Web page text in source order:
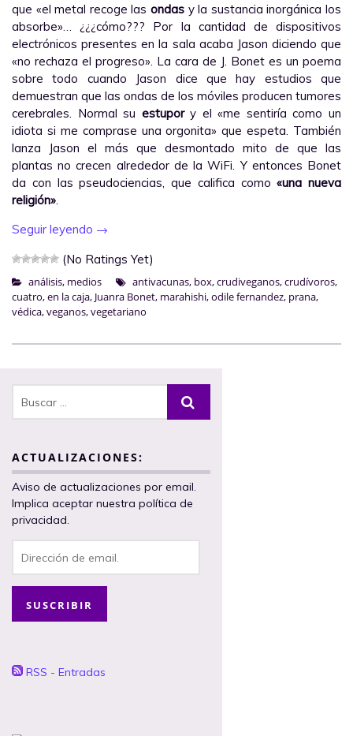
que «el metal recoge las ondas y la sustancia inorgánica los
absorbe»… ¿¿¿cómo??? Por la cantidad de dispositivos
electrónicos presentes en la sala acaba Jason diciendo que
«no rechaza el progreso». La cara de J. Bonet es un poema
sobre todo cuando Jason dice que hay estudios que
demuestran que las ondas de los móviles producen tumores
cerebrales. Normal su estupory el «me sentiría como un
idiota si me comprase una orgonita» que espeta. También
lanza Jason el más que desmontado mito de que las
plantas no crecen alrededor de la WiFi. Y entonces Bonet
da con las pseudociencias, que califica como«una nueva
religión».
Seguir leyendo →
(No Ratings Yet)
análisis, medios antivacunas, box,crudiveganos,crudívoros,
cuatro,en la caja, Juanra Bonet, marahishi,odile fernandez, prana,
védica,veganos,vegetariano
ACTUALIZACIONES:
Aviso de actualizaciones por email.
Implica aceptar nuestra política de
privacidad.
de
SUSCRIBIR
RSS - Entradas